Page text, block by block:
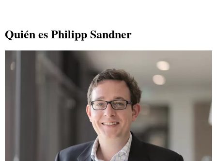
Quién es Philipp Sandner